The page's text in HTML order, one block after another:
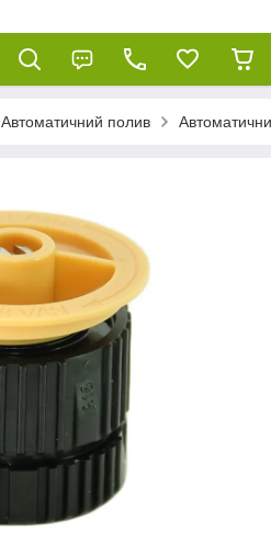
Автоматичний полив